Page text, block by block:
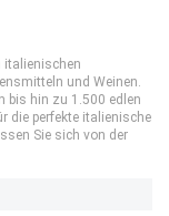
italienischen
und Weinen.
bis hin zu 1.500 edlen
die perfekte italienische
Sie sich von der